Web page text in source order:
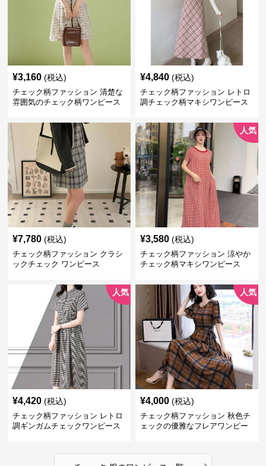
¥3,160 (税込)
チェック柄ファッション 清楚な
雰囲気のチェック柄ワンピース
¥4,840 (税込)
チェック柄ファッション レトロ
調チェック柄マキシワンピース
¥7,780 (税込)
チェック柄ファッション クラシ
ックチェック ワンピース
人気
¥3,580 (税込)
チェック柄ファッション 涼やか
チェック柄マキシワンピース
人気
¥4,420 (税込)
チェック柄ファッション レトロ
調ギンガムチェックワンピース
人気
¥4,000 (税込)
チェック柄ファッション 秋色チ
ェックの優雅なフレアワンピー